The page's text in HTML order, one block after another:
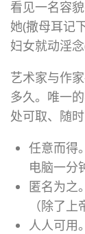
看见一名容
她(撒母耳记
妇女就动淫
艺术家与作
多久。唯一
处可取、随
任意而得
电脑一分
匿名为之
（除了
人人可用